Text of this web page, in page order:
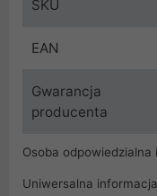
SKU
EAN
Gwarancja
producenta
Osoba
Uniwersalna